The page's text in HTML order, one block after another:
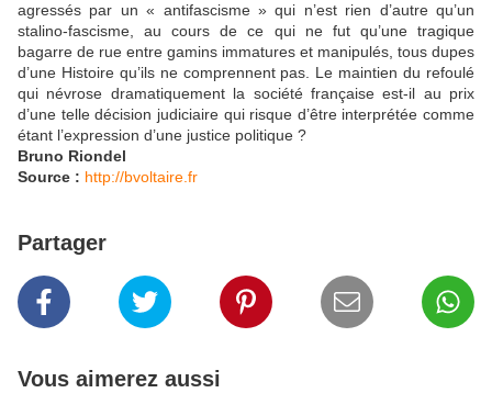
agressés par un « antifascisme » qui n’est rien d’autre qu’un
stalino-fascisme, au cours de ce qui ne fut qu’une tragique
bagarre de rue entre gamins immatures et manipulés, tous dupes
d’une Histoire qu’ils ne comprennent pas. Le maintien du refoulé
qui névrose dramatiquement la société française est-il au prix
d’une telle décision judiciaire qui risque d’être interprétée comme
étant l’expression d’une justice politique ?
Bruno Riondel
Source : http://bvoltaire.fr
Partager
Vous aimerez aussi